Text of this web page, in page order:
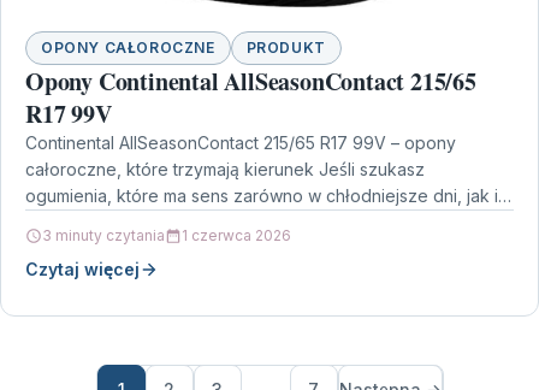
OPONY CAŁOROCZNE PRODUKT
Opony Continental AllSeasonContact 215/65
R17 99V
Continental AllSeasonContact 215/65 R17 99V – opony
całoroczne, które trzymają kierunek Jeśli szukasz
ogumienia, które ma sens zarówno w chłodniejsze dni, jak i
3 minuty czytania 1 czerwca 2026
Czytaj więcej